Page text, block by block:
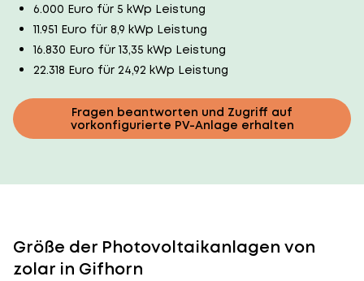
6.000 Euro für 5 kWp Leistung
11.951 Euro für 8,9 kWp Leistung
16.830 Euro für 13,35 kWp Leistung
22.318 Euro für 24,92 kWp Leistung
Fragen beantworten und Zugriff auf
vorkonfigurierte PV-Anlage erhalten
Größe der Photovoltaikanlagen von
zolar in Gifhorn